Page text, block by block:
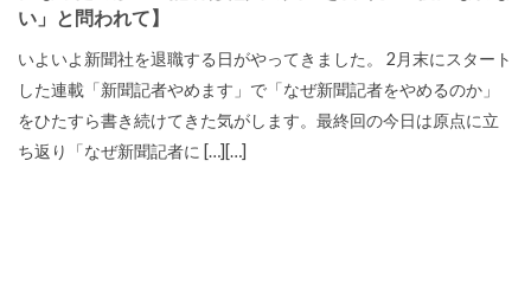
い」と問われて】
いよいよ新聞社を退職する日がやってきました。 2月末にスタート
した連載「新聞記者やめます」で「なぜ新聞記者をやめるのか」
をひたすら書き続けてきた気がします。最終回の今日は原点に立
ち返り「なぜ新聞記者に […][…]